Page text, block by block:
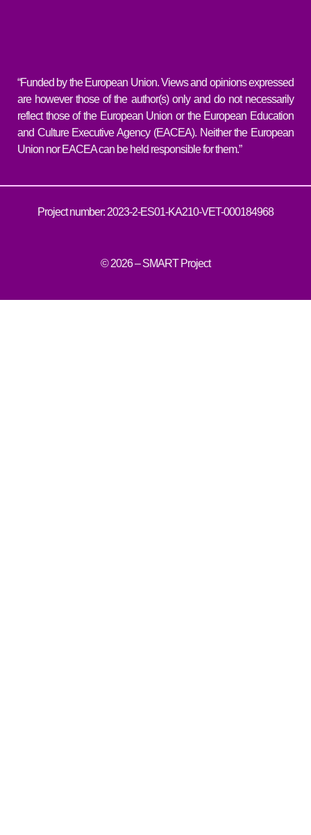
“Funded by the European Union. Views and opinions expressed
are however those of the author(s) only and do not necessarily
reflect those of the European Union or the European Education
and Culture Executive Agency (EACEA). Neither the European
Union nor EACEA can be held responsible for them.”
Project number: 2023-2-ES01-KA210-VET-000184968
© 2026 – SMART Project